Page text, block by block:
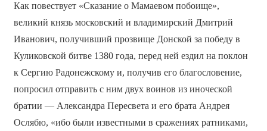
Как повествует «Сказание о Мамаевом побоище»,
великий князь московский и владимирский Дмитрий
Иванович, получивший прозвище Донской за победу в
Куликовской битве 1380 года, перед ней ездил на поклон
к Сергию Радонежскому и, получив его благословение,
попросил отправить с ним двух воинов из иноческой
братии — Александра Пересвета и его брата Андрея
Ослябю, «ибо были известными в сражениях ратниками,